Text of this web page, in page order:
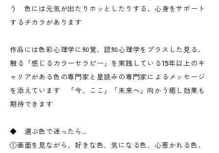
う 色には元気が出たりホッとしたりする、心身をサポート
するチカラがあります
作品には色彩心理学に知覚、認知心理学をプラスした見る、
触る「感じるカラーセラピー」を実践している15年以上のキ
ャリアがある色の専門家と星読みの専門家によるメッセージ
を添えています 「今、ここ」「未来へ」向かう癒し効果も
期待できます
◆ 選ぶ色で迷ったら…
①画面を見ながら、好きな色、気になる色、心惹かれる色、